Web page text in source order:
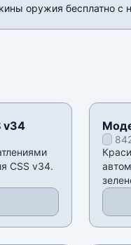
оружия бесплатно с
v34
CSS v34.